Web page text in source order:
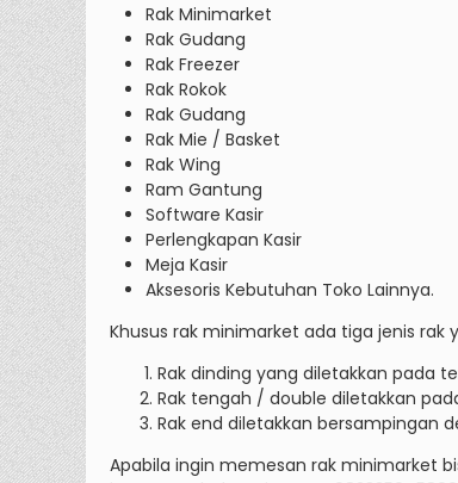
Rak Minimarket
Rak Gudang
Rak Freezer
Rak Rokok
Rak Gudang
Rak Mie / Basket
Rak Wing
Ram Gantung
Software Kasir
Perlengkapan Kasir
Meja Kasir
Aksesoris Kebutuhan Toko Lainnya.
Khusus rak minimarket ada tiga jenis rak
Rak dinding yang diletakkan pada
Rak tengah / double diletakkan
Rak end diletakkan bersampingan
Apabila ingin memesan rak minimarket